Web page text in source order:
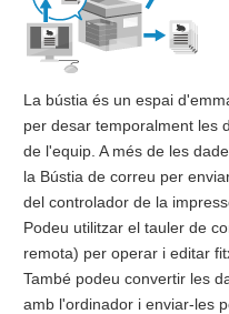
La bústia és un espai
per desar temporalment les
de l'equip. A més de les
la Bústia de correu per
del controlador de la
Podeu utilitzar el tauler de
remota) per operar i editar
També podeu convertir les
amb l'ordinador i enviar-les